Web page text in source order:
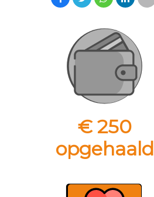
€ 250
opgehaald